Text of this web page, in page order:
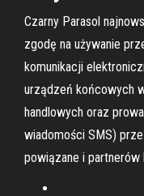
Czarny Parasol
zgodę na używanie
komunikacji
urządzeń końcowych
handlowych oraz
wiadomości SMS)
powiązane i partnerów